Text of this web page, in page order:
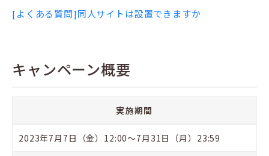
[よくある質問]同人サイトは設置できますか
キャンペーン概要
実施期間
2023年7月7日（金）12:00〜7月31日（月）23:59